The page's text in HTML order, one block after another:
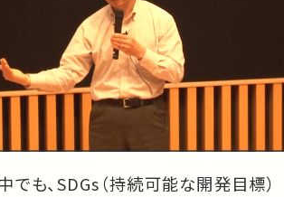
でも、SDGs（持続可能な開発目標）